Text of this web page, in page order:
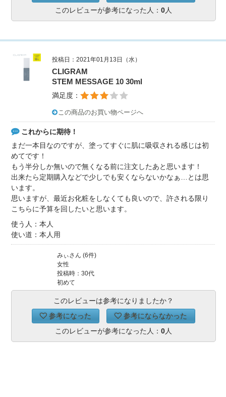
このレビューが参考になった人： 0人
投稿日：2021年01月13日（水）
CLIGRAM
STEM MESSAGE 10 30ml
満足度：
この商品のお買い物ページへ
これからに期待！
まだ一本目なのですが、塗ってすぐに肌に吸収される感じは初
めてです！
もう半分しか無いので無くなる前に注文したあと思います！
出来たら定期購入などで少しでも安くならないかなぁ…とは思
います。
思いますが、最近お化粧をしなくても良いので、許される限り
こちらに予算を回したいと思います。
使う人：本人
使い道：本人用
みぃさん (6件)
女性
投稿時：30代
初めて
このレビューは参考になりましたか？
参考になった
参考にならなかった
このレビューが参考になった人： 0人